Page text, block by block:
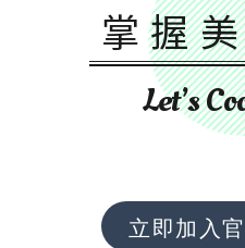
掌握
Let’s
立即加入